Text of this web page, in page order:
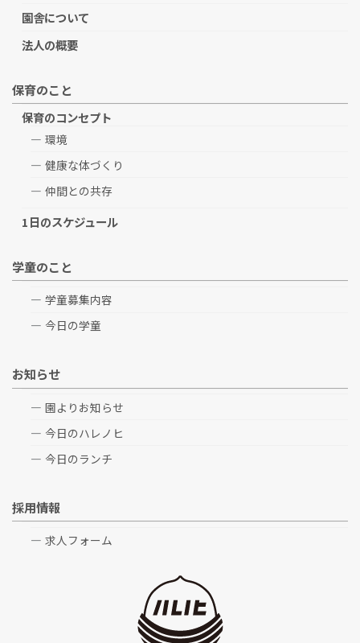
園舎について
法人の概要
保育のこと
保育のコンセプト
環境
健康な体づくり
仲間との共存
1日のスケジュール
学童のこと
学童募集内容
今日の学童
お知らせ
園よりお知らせ
今日のハレノヒ
今日のランチ
採用情報
求人フォーム